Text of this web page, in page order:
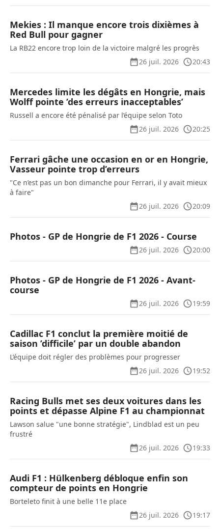
Mekies : Il manque encore trois dixièmes à
Red Bull pour gagner
La RB22 encore trop loin de la victoire malgré les progrès
26 juil. 2026
20:43
Mercedes limite les dégâts en Hongrie, mais
Wolff pointe ’des erreurs inacceptables’
Russell a encore été pénalisé par l’équipe selon Toto
26 juil. 2026
20:25
Ferrari gâche une occasion en or en Hongrie,
Vasseur pointe trop d’erreurs
"Ce n’est pas un bon dimanche pour Ferrari, il y avait mieux
à faire"
26 juil. 2026
20:09
Photos - GP de Hongrie de F1 2026 - Course
26 juil. 2026 20:00
Photos - GP de Hongrie de F1 2026 - Avant-
course
26 juil. 2026 19:59
Cadillac F1 conclut la première moitié de
saison ’difficile’ par un double abandon
L’équipe doit régler des problèmes pour progresser
26 juil. 2026
19:52
Racing Bulls met ses deux voitures dans les
points et dépasse Alpine F1 au championnat
Lawson salue "une bonne stratégie", Lindblad est un peu
frustré
26 juil. 2026
19:33
Audi F1 : Hülkenberg débloque enfin son
compteur de points en Hongrie
Borteleto finit à une belle 11e place
26 juil. 2026
19:17